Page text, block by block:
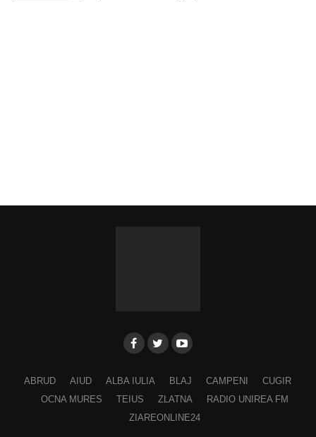
ABRUD AIUD ALBA IULIA BLAJ CAMPENI
CUGIR
OCNA MURES
TEIUS ZLATNA
RADIO UNIREA FM
ZIAREONLINE24